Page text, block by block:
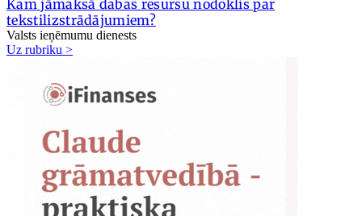
Kam jāmaksā dabas resursu nodoklis par
tekstilizstrādājumiem?
Valsts ieņēmumu dienests
Uz rubriku >